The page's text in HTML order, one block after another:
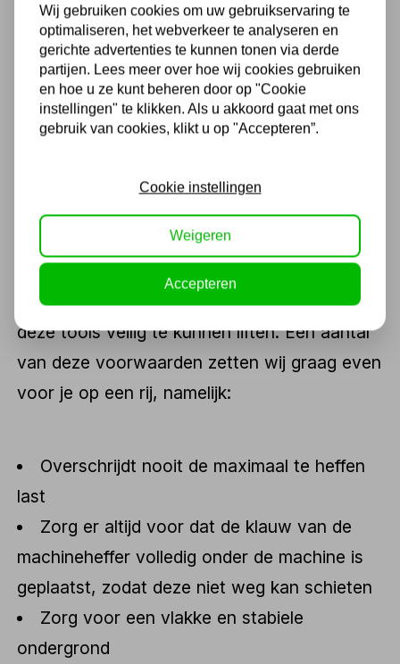
productbeschrijving (inclusief technische
specificaties) ook uitstekend zelf te doen.
Aan jouw de keuze.
Veiligheid van
Het werken met machineheffers vergt de
nodige aandacht. Medewerkers zullen aan
een aantal belangrijke voorwaarden moeten
voldoen om zware machines met behulp van
deze tools veilig te kunnen liften. Een aantal
van deze voorwaarden zetten wij graag even
voor je op een rij, namelijk:
Overschrijdt nooit de maximaal te heffen
last
Zorg er altijd voor dat de klauw van de
machineheffer volledig onder de machine is
geplaatst, zodat deze niet weg kan schieten
Zorg voor een vlakke en stabiele
ondergrond
Wij gebruiken cookies om uw gebruikservaring te
optimaliseren, het webverkeer te analyseren en
gerichte advertenties te kunnen tonen via derde
partijen. Lees meer over hoe wij cookies gebruiken
en hoe u ze kunt beheren door op "Cookie
instellingen" te klikken. Als u akkoord gaat met ons
gebruik van cookies, klikt u op "Accepteren”.
Cookie instellingen
Weigeren
Accepteren